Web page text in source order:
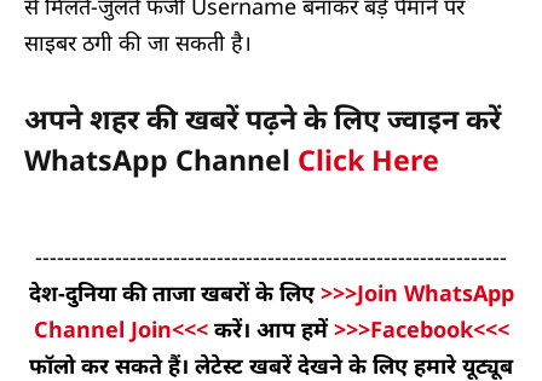
से मिलते-जुलते फर्जी Username बनाकर बड़े पैमाने पर
साइबर ठगी की जा सकती है।
अपने शहर की खबरें पढ़ने के लिए ज्वाइन करें
WhatsApp Channel Click Here
-----------------------------------------------------------------
देश-दुनिया की ताजा खबरों के लिए>>>Join WhatsApp
Channel Join<<< करें। आप हमें>>>Facebook<<<
फॉलो कर सकते हैं। लेटेस्ट खबरें देखने के लिए हमारे यूट्यूब